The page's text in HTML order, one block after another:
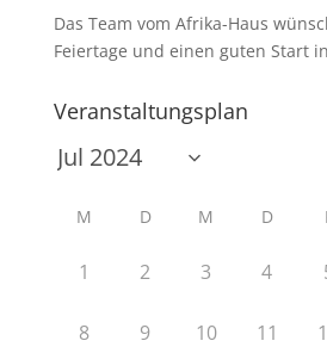
Das Team vom Afrika-Haus
Feiertage und einen guten Start
Veranstaltungsplan
M D M D
1 2 3 4
8 9 10 11